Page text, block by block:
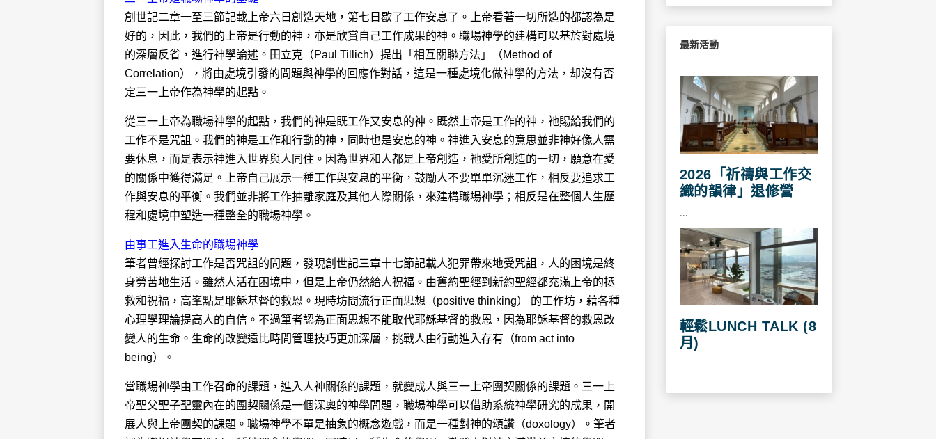
創世記二章一至三節記載上帝六日創造天地，第七日歇了工作安息了。上帝看著一切所造的都認為是
好的，因此，我們的上帝是行動的神，亦是欣賞自己工作成果的神。職場神學的建構可以基於對處境
的深層反省，進行神學論述。田立克（Paul Tillich）提出「相互關聯方法」（Method of
Correlation），將由處境引發的問題與神學的回應作對話，這是一種處境化做神學的方法，却沒有否
定三一上帝作為神學的起點。
從三一上帝為職場神學的起點，我們的神是既工作又安息的神。既然上帝是工作的神，祂賜給我們的
工作不是咒詛。我們的神是工作和行動的神，同時也是安息的神。神進入安息的意思並非神好像人需
要休息，而是表示神進入世界與人同住。因為世界和人都是上帝創造，祂愛所創造的一切，願意在愛
的關係中獲得滿足。上帝自己展示一種工作與安息的平衡，鼓勵人不要單單沉迷工作，相反要追求工
作與安息的平衡。我們並非將工作抽離家庭及其他人際關係，來建構職場神學；相反是在整個人生歷
程和處境中塑造一種整全的職場神學。
由事工進入生命的職場神學
筆者曾經探討工作是否咒詛的問題，發現創世記三章十七節記載人犯罪帶來地受咒詛，人的困境是終
身勞苦地生活。雖然人活在困境中，但是上帝仍然給人祝福。由舊約聖經到新約聖經都充滿上帝的拯
救和祝褔，高峯點是耶穌基督的救恩。現時坊間流行正面思想（positive thinking） 的工作坊，藉各種
心理學理論提高人的自信。不過筆者認為正面思想不能取代耶穌基督的救恩，因為耶穌基督的救恩改
變人的生命。生命的改變遠比時間管理技巧更加深層，挑戰人由行動進入存有（from act into
being）。
當職場神學由工作召命的課題，進入人神關係的課題，就變成人與三一上帝團契關係的課題。三一上
帝聖父聖子聖靈內在的團契關係是一個深奧的神學問題，職場神學可以借助系統神學研究的成果，開
展人與上帝團契的課題。職場神學不單是抽象的概念遊戲，而是一種對神的頌讚（doxology）。筆者
最新活動
2026「祈禱與工作交
織的韻律」退修營
輕鬆LUNCH TALK (8
月)